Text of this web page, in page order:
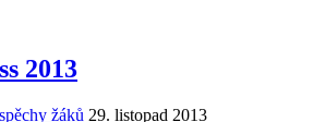
2013
žáků 29. listopad 2013